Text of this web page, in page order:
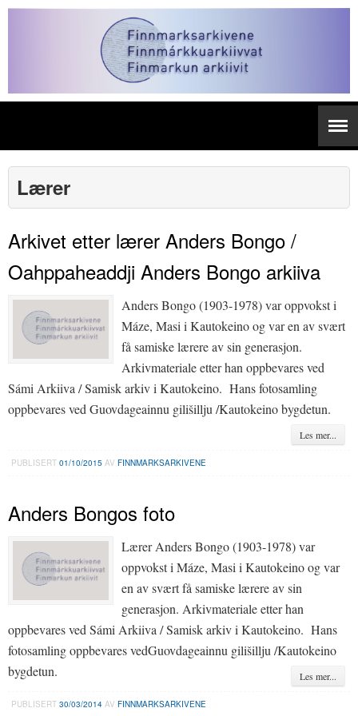
Lærer
Arkivet etter lærer Anders Bongo /
Oahppaheaddji Anders Bongo arkiiva
Anders Bongo (1903-1978) var oppvokst i
Máze, Masi i Kautokeino og var en av svært
få samiske lærere av sin generasjon.
Arkivmateriale etter han oppbevares ved
Sámi Arkiiva / Samisk arkiv i Kautokeino. Hans fotosamling
oppbevares ved Guovdageainnu gilišillju /Kautokeino bygdetun.
Les mer...
PUBLISERT01/10/2015 AVFINNMARKSARKIVENE
Anders Bongos foto
Lærer Anders Bongo (1903-1978) var
oppvokst i Máze, Masi i Kautokeino og var
en av svært få samiske lærere av sin
generasjon. Arkivmateriale etter han
oppbevares ved Sámi Arkiiva / Samisk arkiv i Kautokeino. Hans
fotosamling oppbevares vedGuovdageainnu gilišillju /Kautokeino
bygdetun.
Les mer...
PUBLISERT30/03/2014 AVFINNMARKSARKIVENE